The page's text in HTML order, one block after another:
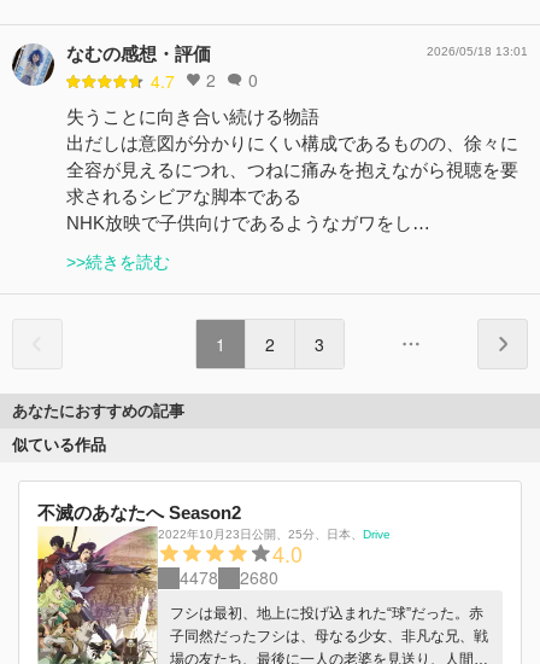
なむの感想・評価
4.7 2 0
2026/05/18 13:01
失うことに向き合い続ける物語
出だしは意図が分かりにくい構成であるものの、徐々に
全容が見えるにつれ、つねに痛みを抱えながら視聴を要
求されるシビアな脚本である
NHK放映で子供向けであるようなガワをし…
>>続きを読む
1 2 3
あなたにおすすめの記事
似ている作品
不滅のあなたへ Season2
2022年10月23日公開、 25分、 日本、 Drive
4.0
4478 2680
フシは最初、地上に投げ込まれた“球”だった。赤
子同然だったフシは、母なる少女、非凡な兄、戦
場の友たち、最後に一人の老婆を見送り、人間に